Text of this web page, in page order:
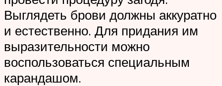
Выглядеть брови должны аккуратно
и естественно. Для придания им
выразительности можно
воспользоваться специальным
карандашом.